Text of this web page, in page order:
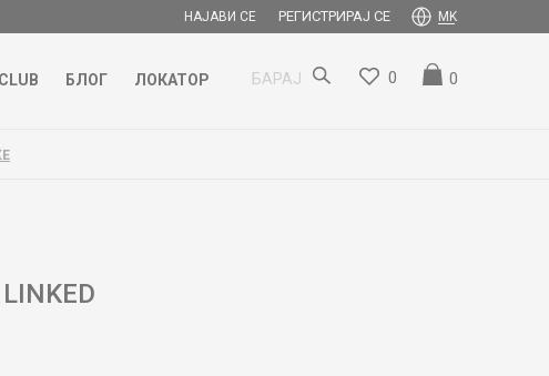
НАЈАВИ СЕ РЕГИСТРИРАЈ СЕ MK
БЛОГ ЛОКАТОР БАРАЈ 0
0